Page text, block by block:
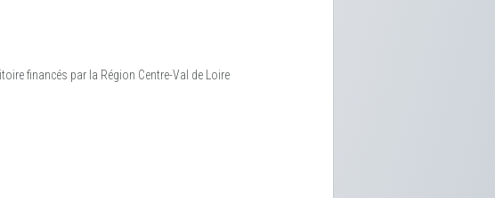
financés par la Région Centre-Val de Loire